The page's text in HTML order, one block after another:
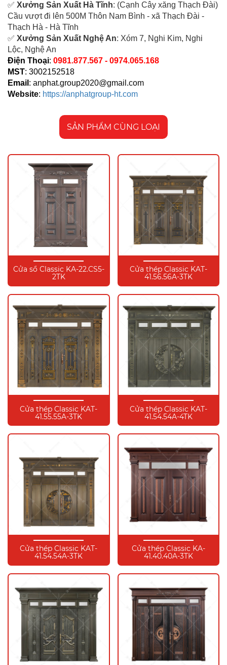
✅ Xưởng Sản Xuất Hà Tĩnh: (Cạnh Cây xăng Thạch Đài)
Cầu vượt đi lên 500M Thôn Nam Bình - xã Thạch Đài -
Thạch Hà - Hà Tĩnh
✅ Xưởng Sản Xuất Nghệ An: Xóm 7, Nghi Kim, Nghi
Lộc, Nghệ An
Điện Thoại: 0981.877.567 - 0974.065.168
MST: 3002152518
Email : anphat.group2020@gmail.com
Website: https://anphatgroup-ht.com
SẢN PHẨM CÙNG LOẠI
Cửa sổ Classic KA-22.CS5-
2TK
Cửa thép Classic KAT-
41.56.56A-3TK
Cửa thép Classic KAT-
41.55.55A-3TK
Cửa thép Classic KAT-
41.54.54A-4TK
Cửa thép Classic KAT-
41.54.54A-3TK
Cửa thép Classic KA-
41.40.40A-3TK